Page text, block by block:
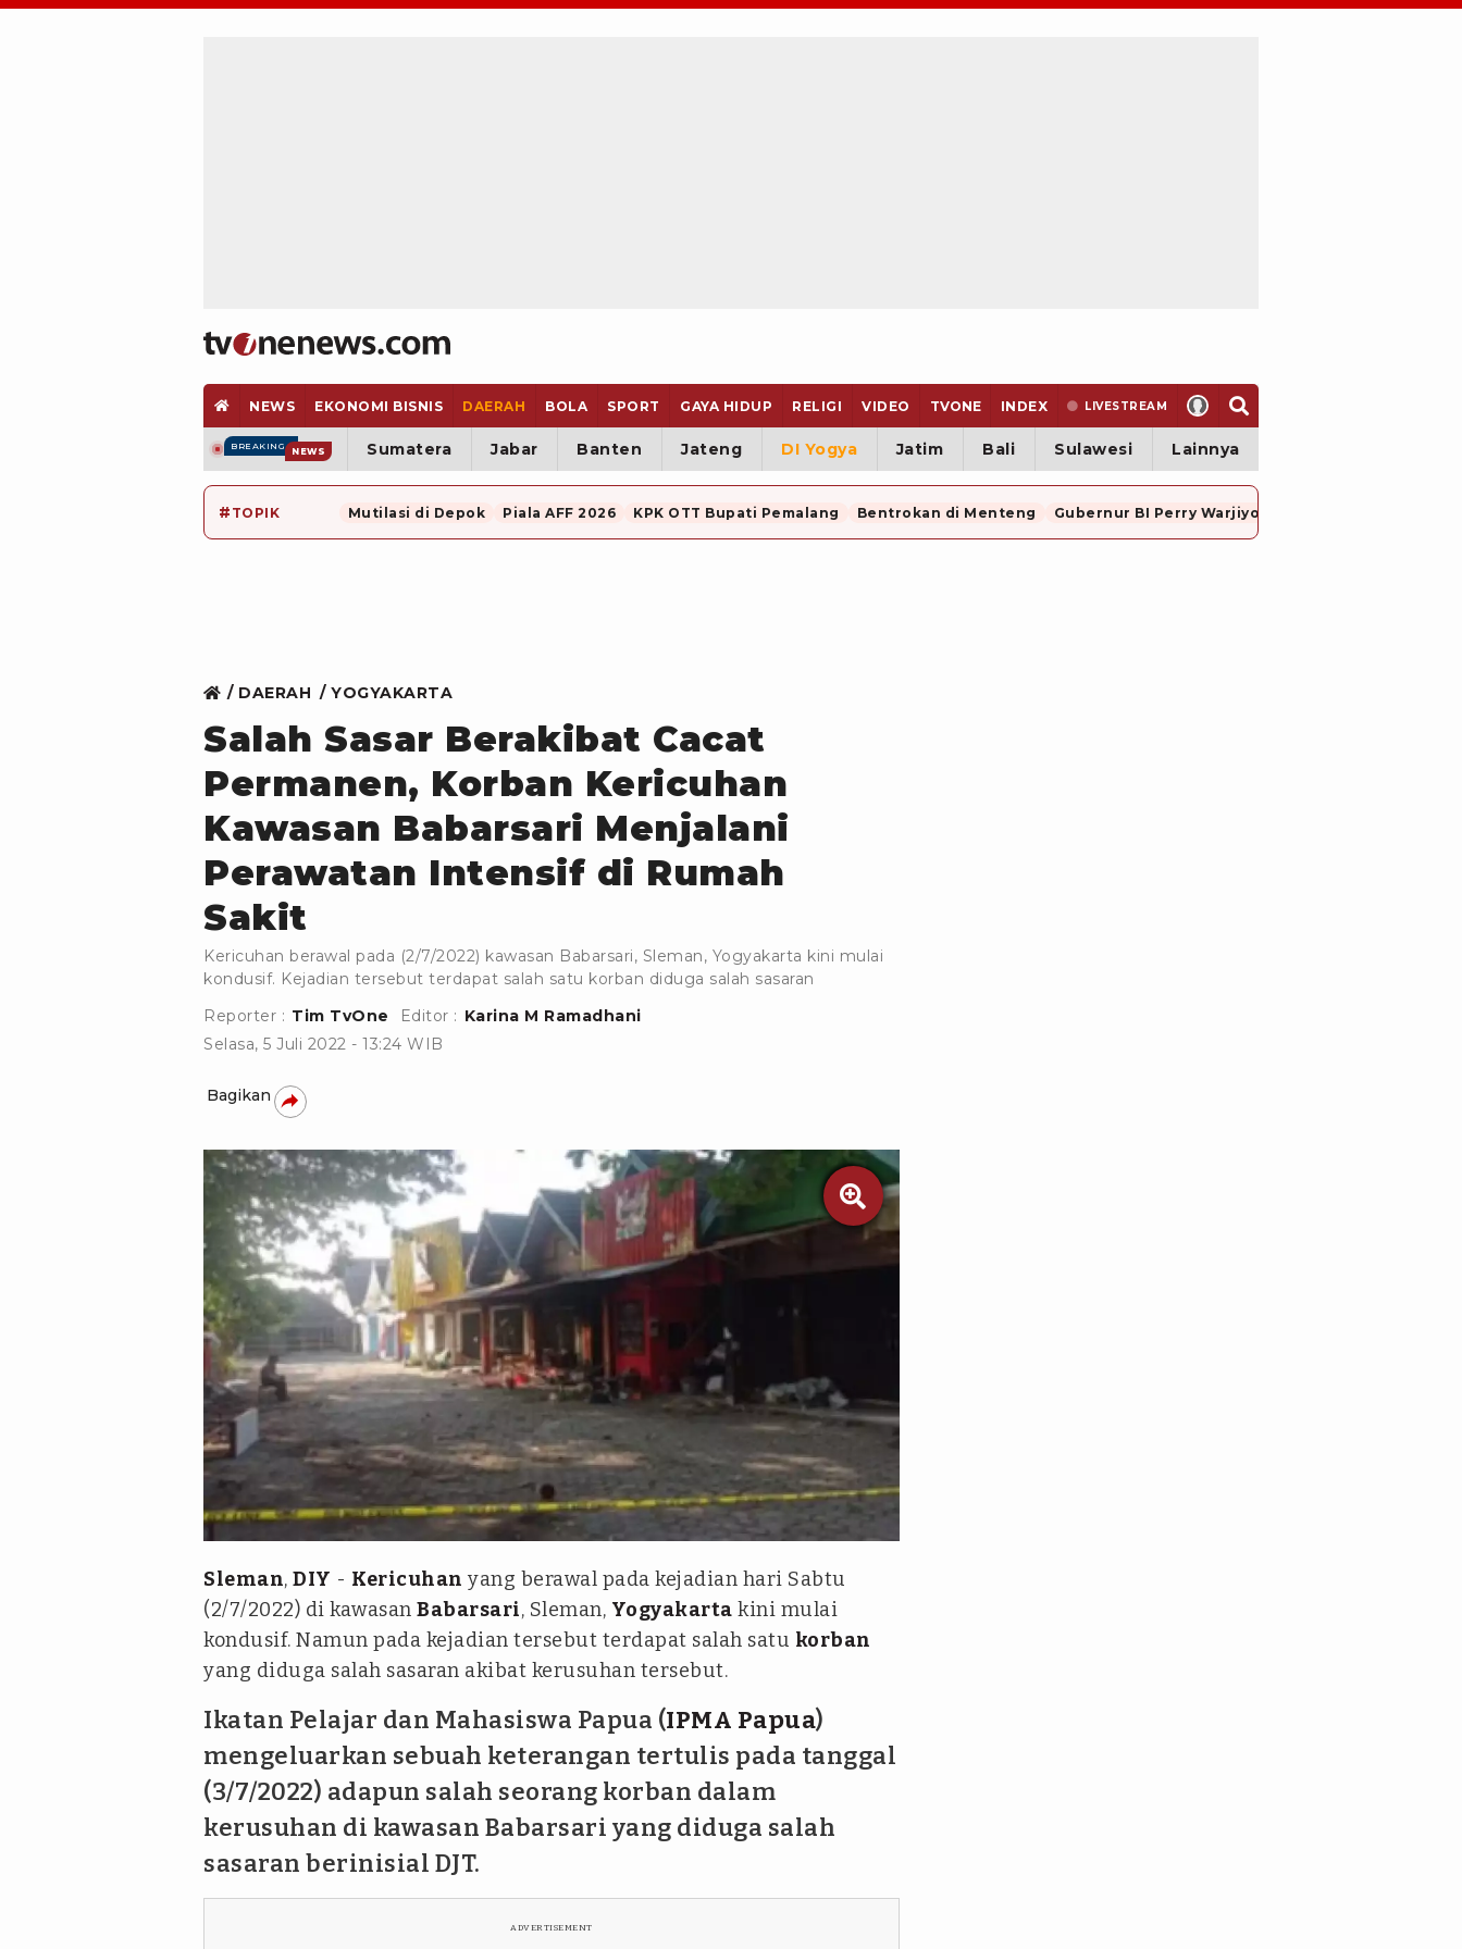
NEWS EKONOMI BISNIS DAERAH BOLA SPORT GAYA HIDUP RELIGI VIDEO TVONE INDEX LIVESTREAM
BREAKING NEWS Sumatera Jabar Banten Jateng DI Yogya Jatim Bali Sulawesi Lainnya
# TOPIK Mutilasi di Depok Piala AFF 2026 KPK OTT Bupati Pemalang Bentrokan di Menteng Gubernur BI Perry Warjiyo Mundur
DAERAH YOGYAKARTA
Salah Sasar Berakibat Cacat
Permanen, Korban Kericuhan
Kawasan Babarsari Menjalani
Perawatan Intensif di Rumah
Sakit
Kericuhan berawal pada (2/7/2022) kawasan Babarsari, Sleman, Yogyakarta kini mulai
kondusif. Kejadian tersebut terdapat salah satu korban diduga salah sasaran
Reporter : Tim TvOne Editor : Karina M Ramadhani
Selasa, 5 Juli 2022 - 13:24 WIB
Bagikan

Tim tvOne - Andri Prasetiyo
Sleman, DIY - Kericuhan yang berawal pada kejadian hari Sabtu
(2/7/2022) di kawasan Babarsari, Sleman, Yogyakarta kini mulai
kondusif. Namun pada kejadian tersebut terdapat salah satu korban
yang diduga salah sasaran akibat kerusuhan tersebut.
Ikatan Pelajar dan Mahasiswa Papua (IPMA Papua)
mengeluarkan sebuah keterangan tertulis pada tanggal
(3/7/2022) adapun salah seorang korban dalam
kerusuhan di kawasan Babarsari yang diduga salah
sasaran berinisial DJT.
ADVERTISEMENT